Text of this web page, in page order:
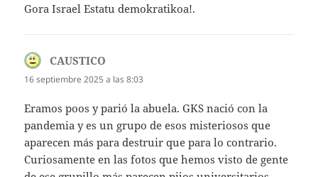
Gora Israel Estatu demokratikoa!.
CAUSTICO
16 septiembre 2025 a las 8:03
Eramos poos y parió la abuela. GKS nació con la
pandemia y es un grupo de esos misteriosos que
aparecen más para destruir que para lo contrario.
Curiosamente en las fotos que hemos visto de gente